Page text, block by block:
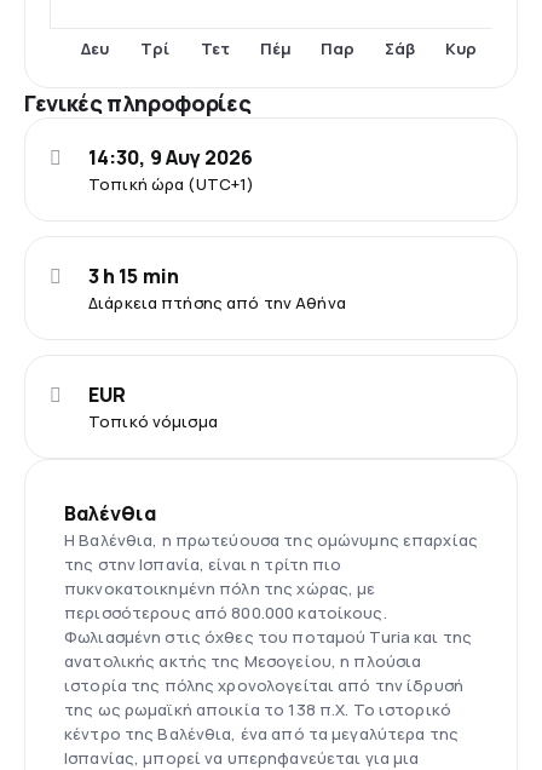
Δευ Τρί Τετ Πέμ Παρ Σάβ Κυρ
Γενικές πληροφορίες
Τοπική ώρα (UTC+1)
14:30, 9 Αυγ 2026
Διάρκεια πτήσης από την Αθήνα
3 h 15 min
Τοπικό νόμισμα
EUR
Βαλένθια
Η Βαλένθια, η πρωτεύουσα της ομώνυμης επαρχίας
της στην Ισπανία, είναι η τρίτη πιο
πυκνοκατοικημένη πόλη της χώρας, με
περισσότερους από 800.000 κατοίκους.
Φωλιασμένη στις όχθες του ποταμού Turia και της
ανατολικής ακτής της Μεσογείου, η πλούσια
ιστορία της πόλης χρονολογείται από την ίδρυσή
της ως ρωμαϊκή αποικία το 138 π.Χ. Το ιστορικό
κέντρο της Βαλένθια, ένα από τα μεγαλύτερα της
Ισπανίας, μπορεί να υπερηφανεύεται για μια